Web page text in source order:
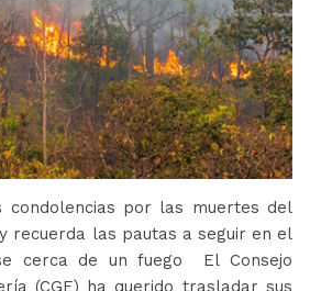
condolencias por las muertes del
recuerda las pautas a seguir en el
cerca de un fuego El Consejo
(CGE) ha querido trasladar sus